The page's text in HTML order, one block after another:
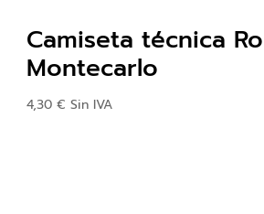
Camiseta técnica
Montecarlo
4,30 € Sin IVA